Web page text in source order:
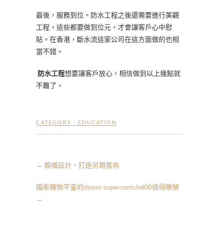
最後，服務到位。防水工程之後還需要進行美觀
工程，這些都要做到位元，才會讓客戶心中慰
貼。在香港，斷水流這家公司在這方面做的也相
當不錯。
防水工程想要讓客戶放心，相信做到以上幾點就
不難了。
CATEGORY : EDUCATION
← 櫥櫃設計，打造另類風格
國泰購物平臺的dyson supersonichd08值得瞭解
→